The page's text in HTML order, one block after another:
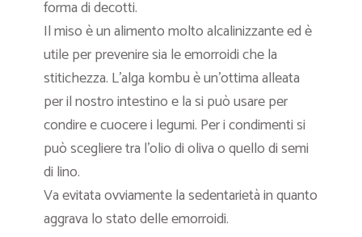
forma di decotti.
Il miso è un alimento molto alcalinizzante ed è
utile per prevenire sia le emorroidi che la
stitichezza. L’alga kombu è un’ottima alleata
per il nostro intestino e la si può usare per
condire e cuocere i legumi. Per i condimenti si
può scegliere tra l’olio di oliva o quello di semi
di lino.
Va evitata ovviamente la sedentarietà in quanto
aggrava lo stato delle emorroidi.